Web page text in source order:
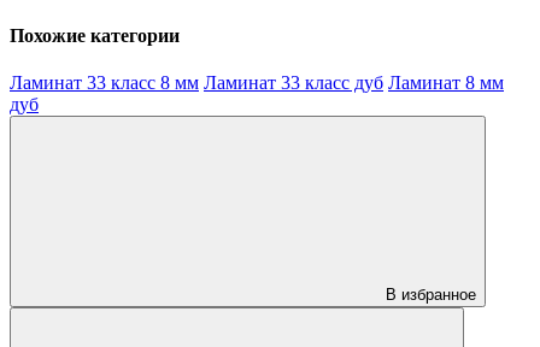
Похожие категории
Ламинат 33 класс 8 мм Ламинат 33 класс дуб Ламинат 8 мм
дуб
В избранное